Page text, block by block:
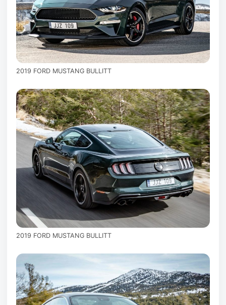
2019 FORD MUSTANG BULLITT
2019 FORD MUSTANG BULLITT